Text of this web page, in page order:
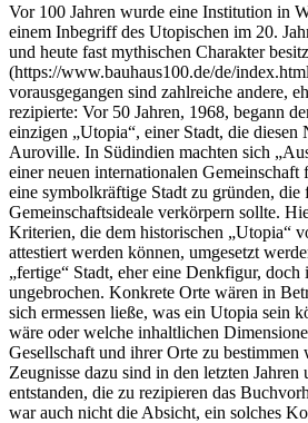
Vor 100 Jahren wurde eine Institution in
einem Inbegriff des Utopischen im 20.
und heute fast mythischen Charakter
(https://www.bauhaus100.de/de/index.html
vorausgegangen sind zahlreiche andere,
rezipierte: Vor 50 Jahren, 1968, begann
einzigen „Utopia“, einer Stadt, die diesen
Auroville. In Südindien machten sich
einer neuen internationalen Gemeinschaft
eine symbolkräftige Stadt zu gründen, die
Gemeinschaftsideale verkörpern sollte.
Kriterien, die dem historischen „Utopia“
attestiert werden können, umgesetzt
„fertige“ Stadt, eher eine Denkfigur,
ungebrochen. Konkrete Orte wären in
sich ermessen ließe, was ein Utopia sein
wäre oder welche inhaltlichen
Gesellschaft und ihrer Orte zu bestimmen
Zeugnisse dazu sind in den letzten Jahren
entstanden, die zu rezipieren das
war auch nicht die Absicht, ein solches